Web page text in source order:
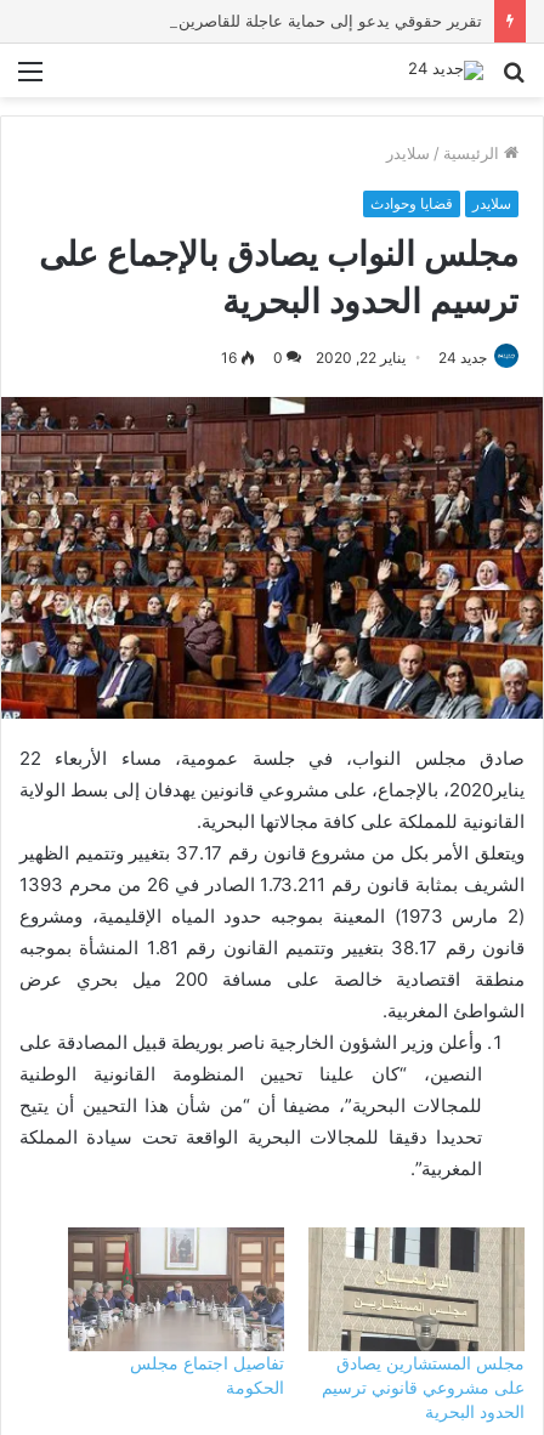
بحث
الرئيسية / سلايدر
سلايدر قضايا وحوادث
مجلس النواب يصادق بالإجماع على
ترسيم الحدود البحرية
جديد 24 يناير 22, 2020 0
16
صادق مجلس النواب، في جلسة عمومية، مساء الأربعاء 22
يناير2020، بالإجماع، على مشروعي قانونين يهدفان إلى بسط الولاية
القانونية للمملكة على كافة مجالاتها البحرية.
ويتعلق الأمر بكل من مشروع قانون رقم 37.17 بتغيير وتتميم الظهير
الشريف بمثابة قانون رقم 1.73.211 الصادر في 26 من محرم 1393
(2 مارس 1973) المعينة بموجبه حدود المياه الإقليمية، ومشروع
قانون رقم 38.17 بتغيير وتتميم القانون رقم 1.81 المنشأة بموجبه
منطقة اقتصادية خالصة على مسافة 200 ميل بحري عرض
الشواطئ المغربية.
وأعلن وزير الشؤون الخارجية ناصر بوريطة قبيل المصادقة على
النصين، “كان علينا تحيين المنظومة القانونية الوطنية
للمجالات البحرية”، مضيفا أن “من شأن هذا التحيين أن يتيح
تحديدا دقيقا للمجالات البحرية الواقعة تحت سيادة المملكة
المغربية”.
مجلس المستشارين يصادق
على مشروعي قانوني ترسيم
الحدود البحرية
تفاصيل اجتماع مجلس
الحكومة